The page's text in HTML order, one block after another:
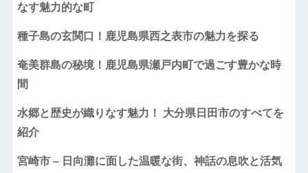
なす魅力的な町
種子島の玄関口！鹿児島県西之表市の魅力を探る
奄美群島の秘境！鹿児島県瀬戸内町で過ごす豊かな時
間
水郷と歴史が織りなす魅力！ 大分県日田市のすべてを
紹介
宮崎市 – 日向灘に面した温暖な街、神話の息吹と活気